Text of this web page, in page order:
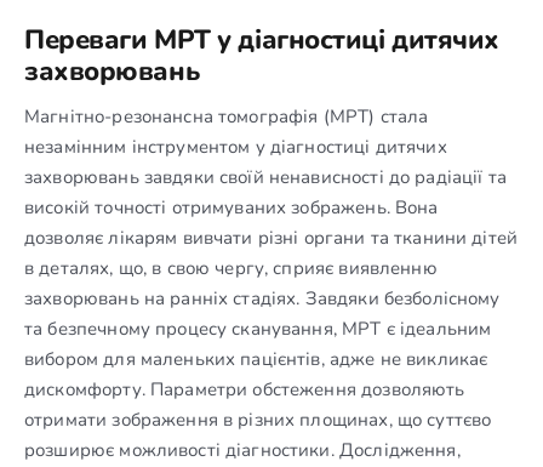
Переваги МРТ у діагностиці дитячих
захворювань
Магнітно-резонансна томографія (МРТ) стала
незамінним інструментом у діагностиці дитячих
захворювань завдяки своїй ненависності до радіації та
високій точності отримуваних зображень. Вона
дозволяє лікарям вивчати різні органи та тканини дітей
в деталях, що, в свою чергу, сприяє виявленню
захворювань на ранніх стадіях. Завдяки безболісному
та безпечному процесу сканування, МРТ є ідеальним
вибором для маленьких пацієнтів, адже не викликає
дискомфорту. Параметри обстеження дозволяють
отримати зображення в різних площинах, що суттєво
розширює можливості діагностики. Дослідження,